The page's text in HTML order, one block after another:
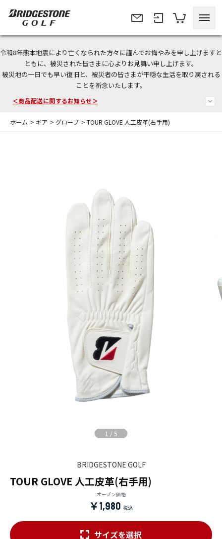
令和8年熊本地震により亡くなられた方々に謹んでお悔やみを申し上げますと
ともに、被災された皆さまに心よりお見舞い申し上げます。
被災地の一日でも早い復旧と、被災者の皆さまが平穏な生活を取り戻される
ことを祈念いたします。
今なら新規会員登録で1,000円OFFクーポンプレゼント！
＜商品配送に関するお知らせ＞
＜夏季休暇中のご注文・発送・お問い合わせ＞
ホーム > ギア > グローブ > TOUR GLOVE 人工皮革(右手用)
1 / 5
BRIDGESTONE GOLF
TOUR GLOVE 人工皮革(右手用)
オープン価格
￥1,980
サイズを選択